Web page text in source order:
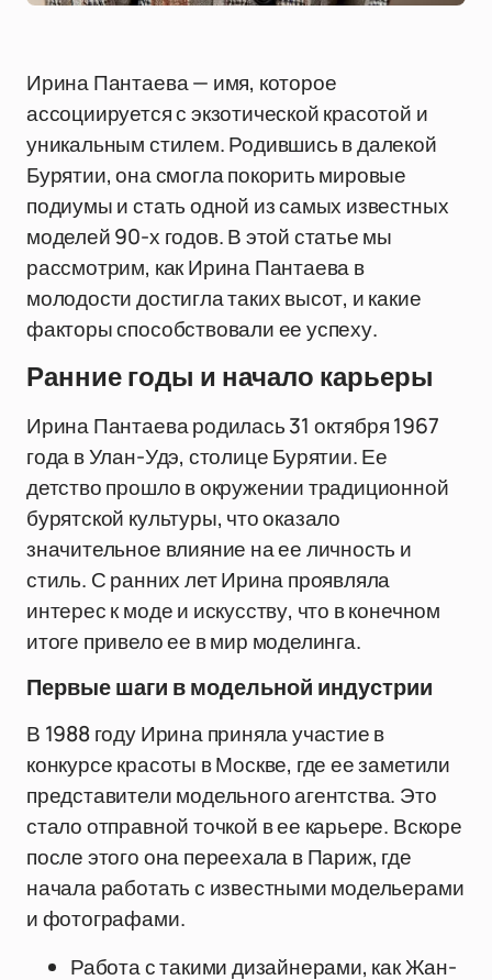
Ирина Пантаева — имя, которое
ассоциируется с экзотической красотой и
уникальным стилем. Родившись в далекой
Бурятии, она смогла покорить мировые
подиумы и стать одной из самых известных
моделей 90-х годов. В этой статье мы
рассмотрим, как Ирина Пантаева в
молодости достигла таких высот, и какие
факторы способствовали ее успеху.
Ранние годы и начало карьеры
Ирина Пантаева родилась 31 октября 1967
года в Улан-Удэ, столице Бурятии. Ее
детство прошло в окружении традиционной
бурятской культуры, что оказало
значительное влияние на ее личность и
стиль. С ранних лет Ирина проявляла
интерес к моде и искусству, что в конечном
итоге привело ее в мир моделинга.
Первые шаги в модельной индустрии
В 1988 году Ирина приняла участие в
конкурсе красоты в Москве, где ее заметили
представители модельного агентства. Это
стало отправной точкой в ее карьере. Вскоре
после этого она переехала в Париж, где
начала работать с известными модельерами
и фотографами.
Работа с такими дизайнерами, как Жан-